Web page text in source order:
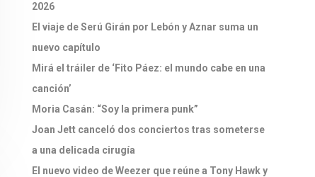
2026
El viaje de Serú Girán por Lebón y Aznar suma un
nuevo capítulo
Mirá el tráiler de ‘Fito Páez: el mundo cabe en una
canción’
Moria Casán: “Soy la primera punk”
Joan Jett canceló dos conciertos tras someterse
a una delicada cirugía
El nuevo video de Weezer que reúne a Tony Hawk y